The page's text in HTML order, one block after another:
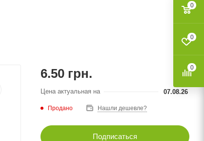
6.50 грн.
Цена актуальная на 07.08.26
Продано Нашли дешевле?
Подписаться
0
0
0